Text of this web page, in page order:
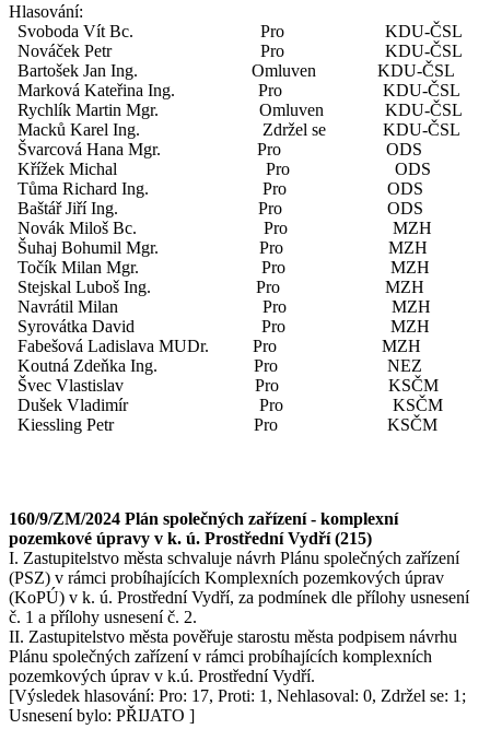
Hlasování:
Svoboda Vít Bc. Pro KDU-ČSL
Nováček Petr Pro KDU-ČSL
Bartošek Jan Ing. Omluven KDU-ČSL
Marková Kateřina Ing. Pro KDU-ČSL
Rychlík Martin Mgr. Omluven KDU-ČSL
Macků Karel Ing. Zdržel se KDU-ČSL
Švarcová Hana Mgr. Pro ODS
Křížek Michal Pro ODS
Tůma Richard Ing. Pro ODS
Baštář Jiří Ing. Pro ODS
Novák Miloš Bc. Pro MZH
Šuhaj Bohumil Mgr. Pro MZH
Točík Milan Mgr. Pro MZH
Stejskal Luboš Ing. Pro MZH
Navrátil Milan Pro MZH
Syrovátka David Pro MZH
Fabešová Ladislava MUDr. Pro MZH
Koutná Zdeňka Ing. Pro NEZ
Švec Vlastislav Pro KSČM
Dušek Vladimír Pro KSČM
Kiessling Petr Pro KSČM
160/9/ZM/2024 Plán společných zařízení - komplexní
pozemkové úpravy v k. ú. Prostřední Vydří (215)
I. Zastupitelstvo města schvaluje návrh Plánu společných zařízení
(PSZ) v rámci probíhajících Komplexních pozemkových úprav
(KoPÚ) v k. ú. Prostřední Vydří, za podmínek dle přílohy usnesení
č. 1 a přílohy usnesení č. 2.
II. Zastupitelstvo města pověřuje starostu města podpisem návrhu
Plánu společných zařízení v rámci probíhajících komplexních
pozemkových úprav v k.ú. Prostřední Vydří.
[Výsledek hlasování: Pro: 17, Proti: 1, Nehlasoval: 0, Zdržel se: 1;
Usnesení bylo: PŘIJATO ]